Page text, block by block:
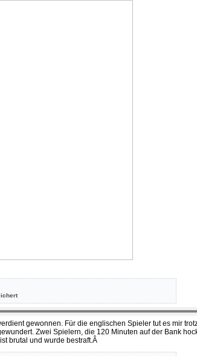
gewonnen. Für die englischen Spieler tut es mir
Zwei Spielern, die 120 Minuten auf der Bank
brutal und wurde bestraft.Â